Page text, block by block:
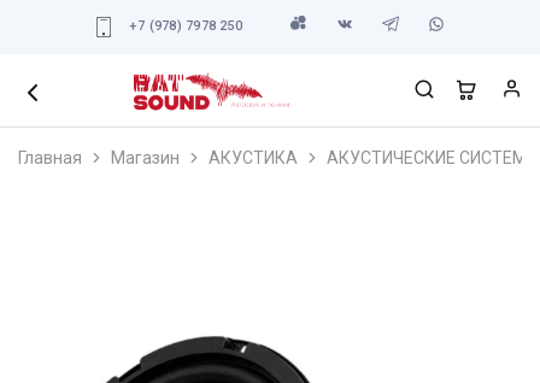
+7 (978) 7978 250
Главная Магазин АКУСТИКА АКУСТИЧЕСКИЕ СИСТЕМЫ